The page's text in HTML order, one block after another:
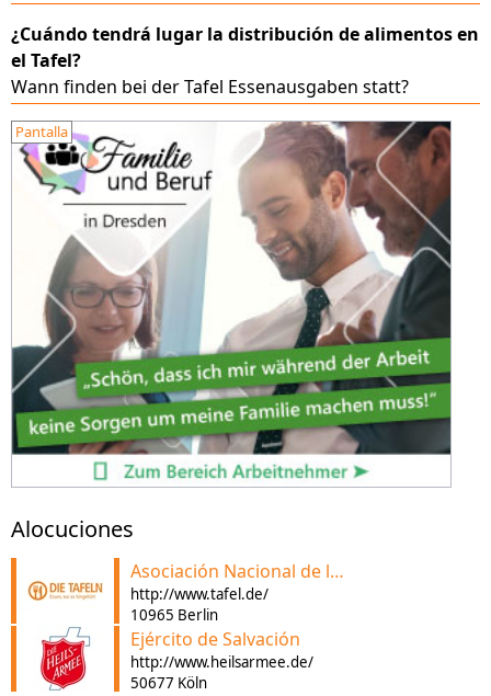
¿Cuándo tendrá lugar la distribución de alimentos en
el Tafel?
Wann finden bei der Tafel Essenausgaben statt?
Pantalla
Alocuciones
Asociación Nacional de la Despensa de la Comida Alemana
http://www.tafel.de/
10965 Berlin
Ejército de Salvación
http://www.heilsarmee.de/
50677 Köln